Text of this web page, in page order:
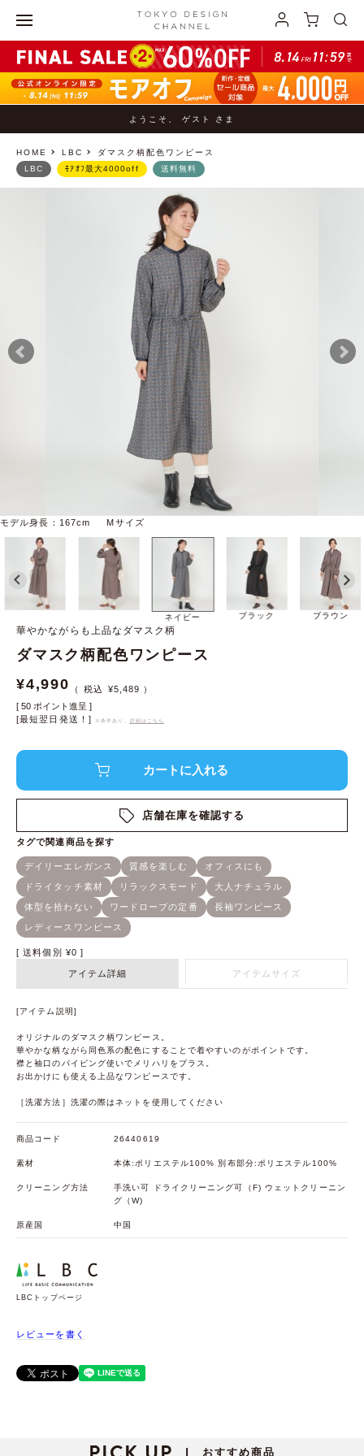
ようこそ、 ゲスト さま
HOME LBC ダマスク柄配色ワンピース
モデル身長：167cm Mサイズ
ネイビー ブラック ブラウン
LBC ﾓｱｵﾌ最大4000off 送料無料
華やかながらも上品なダマスク柄
ダマスク柄配色ワンピース
¥4,990 ¥5,489
[ 50 ポイント進呈 ]
[最短翌日発送！]
※条件あり、 詳細はこちら
店舗在庫を確認する
送料個別 ¥0
アイテム詳細 アイテムサイズ
[アイテム説明]
オリジナルのダマスク柄ワンピース。
華やかな柄ながら同色系の配色にすることで着やすいのがポイントです。
襟と袖口のパイピング使いでメリハリをプラス。
お出かけにも使える上品なワンピースです。
［洗濯方法］洗濯の際はネットを使用してください
商品コード 26440619
素材 本体:ポリエステル100% 別布部分:ポリエステル100%
クリーニング方法
手洗い可 ドライクリーニング可（F) ウェットクリーニン
グ（W)
原産国 中国
LBCトップページ
レビューを書く
| おすすめ商品